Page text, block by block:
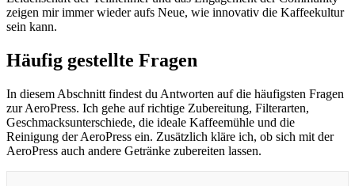
zeigen mir immer wieder aufs Neue, wie innovativ die Kaffeekultur
sein kann.
Häufig gestellte Fragen
In diesem Abschnitt findest du Antworten auf die häufigsten Fragen
zur AeroPress. Ich gehe auf richtige Zubereitung, Filterarten,
Geschmacksunterschiede, die ideale Kaffeemühle und die
Reinigung der AeroPress ein. Zusätzlich kläre ich, ob sich mit der
AeroPress auch andere Getränke zubereiten lassen.